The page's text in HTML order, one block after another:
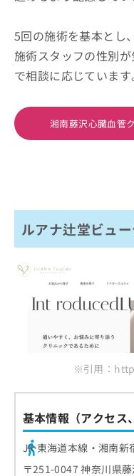
5回の施術を基本とし
施術スタッフの性別
で相談に応じています
湘南藤沢心臓血管
ルアナ辻堂ビュ
※引用：
基本情報（アクセス
JR 東海道本線・湘南
〒251-0047 神奈川県